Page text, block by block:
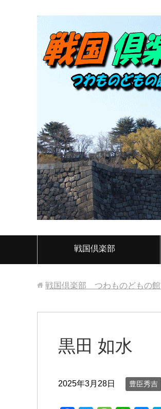
戦国倶楽部
戦国倶楽部 つわものどもの館
黒田 如水
2025年3月28日 豊臣秀吉